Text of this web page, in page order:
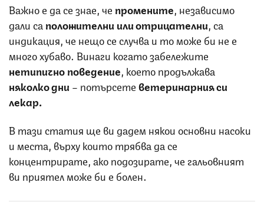
Важно е да се знае, че промените , независимо
дали са положителни или отрицателни , са
индикация, че нещо се случва и то може би не е
много хубаво. Винаги когато забележите
нетипично поведение , което продължава
няколко дни – потърсетеветеринарния си
лекар.
В тази статия ще ви дадем някои основни насоки
и места, върху които трябва да се
концентрирате, ако подозирате, че гальовният
ви приятел може би е болен.